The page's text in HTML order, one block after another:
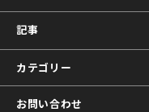
記事
カテゴリー
お問い合わせ